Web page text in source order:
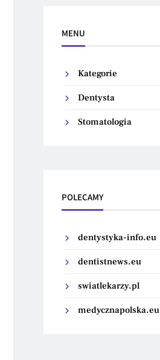
MENU
Kategorie
Dentysta
Stomatologia
POLECAMY
dentystyka-info.eu
dentistnews.eu
swiatlekarzy.pl
medycznapolska.eu